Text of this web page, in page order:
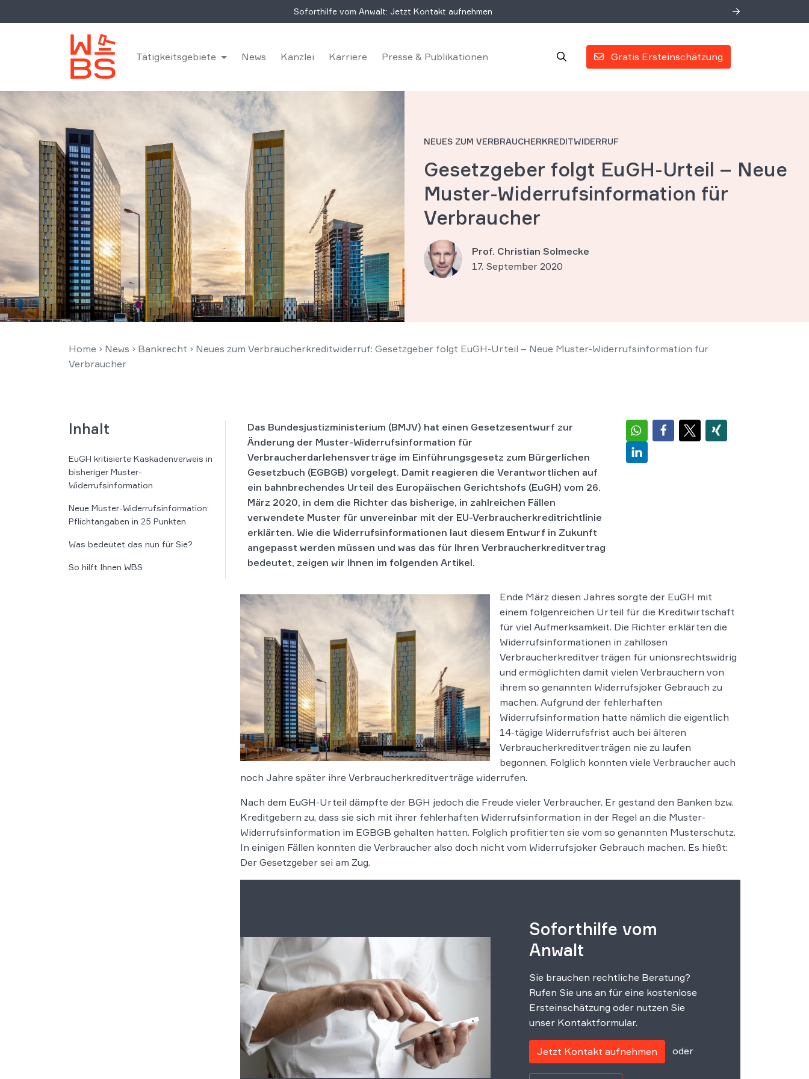
Soforthilfe vom Anwalt: Jetzt Kontakt aufnehmen
Gratis Ersteinschätzung
Tätigkeitsgebiete News Kanzlei Karriere Presse & Publikationen
NEUES ZUM VERBRAUCHERKREDITWIDERRUF
Gesetzgeber folgt EuGH-Urteil – Neue
Muster-Widerrufsinformation für
Verbraucher
Prof. Christian Solmecke
17. September 2020
Home › News › Bankrecht › Neues zum Verbraucherkreditwiderruf: Gesetzgeber folgt EuGH-Urteil – Neue Muster-Widerrufsinformation für
Verbraucher
Inhalt
EuGH kritisierte Kaskadenverweis in
bisheriger Muster-
Widerrufsinformation
Neue Muster-Widerrufsinformation:
Pflichtangaben in 25 Punkten
Was bedeutet das nun für Sie?
So hilft Ihnen WBS
Das Bundesjustizministerium (BMJV) hat einen Gesetzesentwurf zur
Änderung der Muster-Widerrufsinformation für
Verbraucherdarlehensverträge im Einführungsgesetz zum Bürgerlichen
Gesetzbuch (EGBGB) vorgelegt. Damit reagieren die Verantwortlichen auf
ein bahnbrechendes Urteil des Europäischen Gerichtshofs (EuGH) vom 26.
März 2020, in dem die Richter das bisherige, in zahlreichen Fällen
verwendete Muster für unvereinbar mit der EU-Verbraucherkreditrichtlinie
erklärten. Wie die Widerrufsinformationen laut diesem Entwurf in Zukunft
angepasst werden müssen und was das für Ihren Verbraucherkreditvertrag
bedeutet, zeigen wir Ihnen im folgenden Artikel.
Ende März diesen Jahres sorgte der EuGH mit
einem folgenreichen Urteil für die Kreditwirtschaft
für viel Aufmerksamkeit. Die Richter erklärten die
Widerrufsinformationen in zahllosen
Verbraucherkreditverträgen für unionsrechtswidrig
und ermöglichten damit vielen Verbrauchern von
ihrem so genannten Widerrufsjoker Gebrauch zu
machen. Aufgrund der fehlerhaften
Widerrufsinformation hatte nämlich die eigentlich
14-tägige Widerrufsfrist auch bei älteren
Verbraucherkreditverträgen nie zu laufen
begonnen. Folglich konnten viele Verbraucher auch
noch Jahre später ihre Verbraucherkreditverträge widerrufen.
Nach dem EuGH-Urteil dämpfte der BGH jedoch die Freude vieler Verbraucher. Er gestand den Banken bzw.
Kreditgebern zu, dass sie sich mit ihrer fehlerhaften Widerrufsinformation in der Regel an die Muster-
Widerrufsinformation im EGBGB gehalten hatten. Folglich profitierten sie vom so genannten Musterschutz.
In einigen Fällen konnten die Verbraucher also doch nicht vom Widerrufsjoker Gebrauch machen. Es hießt:
Der Gesetzgeber sei am Zug.
Soforthilfe vom
Anwalt
Sie brauchen rechtliche Beratung?
Rufen Sie uns an für eine kostenlose
Ersteinschätzung oder nutzen Sie
unser Kontaktformular.
Jetzt Kontakt aufnehmen oder